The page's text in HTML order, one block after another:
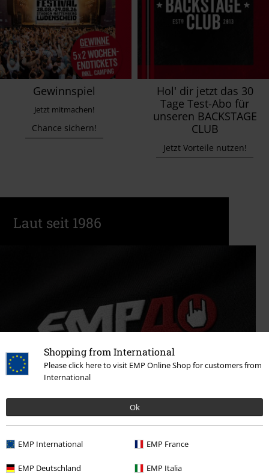
Shopping from International
Please click here to visit EMP Online Shop for customers from
International
Ok
EMP International EMP France
EMP Deutschland EMP Italia
Gewinnspiel
Jetzt mitmachen!
Chance sichern!
Hol' dir jetzt das 30
Tage Test-Abo für
unseren BACKSTAGE
CLUB
Jetzt Vorteile nutzen!
Laut seit 1986
Jetzt entdecken!